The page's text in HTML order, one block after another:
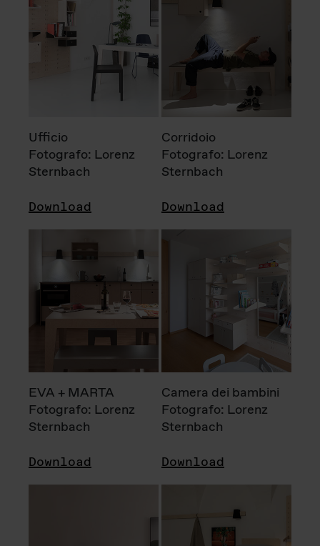
Ufficio
Fotografo: Lorenz
Sternbach
Download
Corridoio
Fotografo: Lorenz
Sternbach
Download
EVA + MARTA
Fotografo: Lorenz
Sternbach
Download
Camera dei bambini
Fotografo: Lorenz
Sternbach
Download